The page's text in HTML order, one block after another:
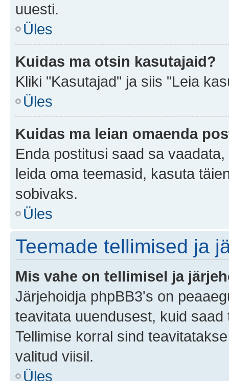
uuesti.
Üles
Kuidas ma otsin kasutajaid?
Kliki "Kasutajad" ja siis "Leia
Üles
Kuidas ma leian omaenda
Enda postitusi saad sa
leida oma teemasid, kasuta
sobivaks.
Üles
Teemade tellimised ja
Mis vahe on tellimisel ja
Järjehoidja phpBB3's on
teavitata uuendusest, kuid
Tellimise korral sind
valitud viisil.
Üles